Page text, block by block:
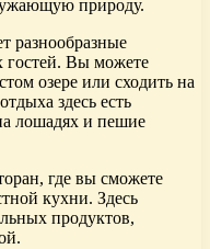
природу.
разнообразные
гостей. Вы можете
озере или сходить на
здесь есть
лошадях и пешие
где вы сможете
кухни. Здесь
продуктов,